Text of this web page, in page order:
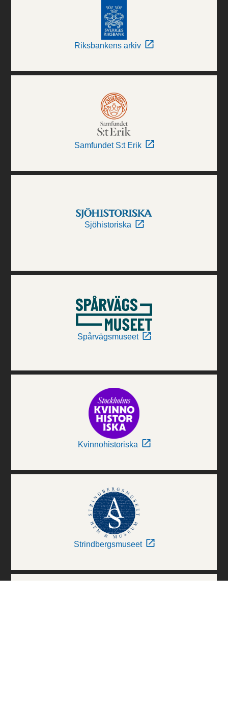
Riksbankens arkiv
Samfundet S:t Erik
Sjöhistoriska
Spårvägsmuseet
Kvinnohistoriska
Strindbergsmuseet